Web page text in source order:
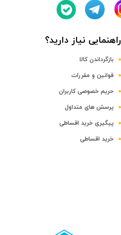
راهنمایی نیاز دارید؟
بازگرداندن کالا
قوانین و مقررات
حریم خصوصی کاربران
پرسش های متداول
پیگیری خرید اقساطی
خرید اقساطی